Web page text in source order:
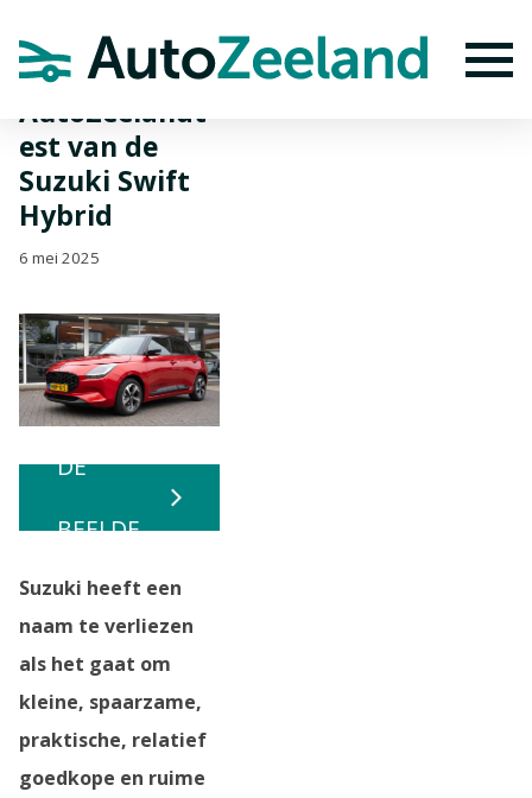
AutoZeelandt
est van de
Suzuki Swift
Hybrid
6 mei 2025
BEKIJK
DE
BEELDE
N
Suzuki heeft een
naam te verliezen
als het gaat om
kleine, spaarzame,
praktische, relatief
goedkope en ruime